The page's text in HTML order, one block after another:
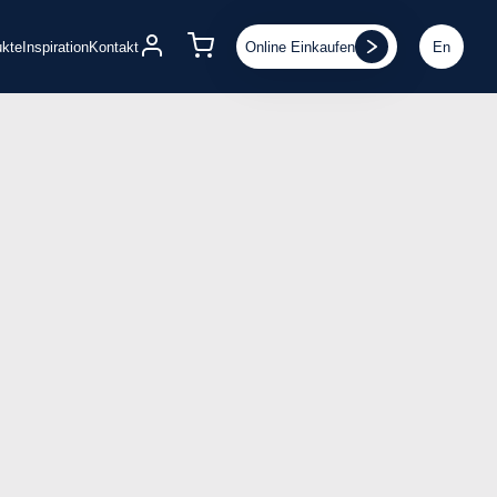
InspirationKontakt Online Einkaufen En